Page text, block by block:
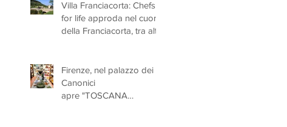
Villa Franciacorta: Chefs
for life approda nel cuore
della Franciacorta, tra alta
Firenze, nel palazzo dei
Canonici
apre "TOSCANA